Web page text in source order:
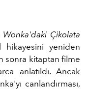
Wonka'daki Çikolata
hikayesini yeniden
sonra kitaptan filme
anlatıldı. Ancak
canlandırması,